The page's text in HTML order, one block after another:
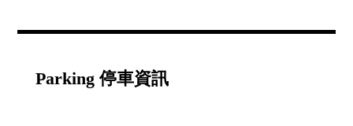
Parking 停車資訊